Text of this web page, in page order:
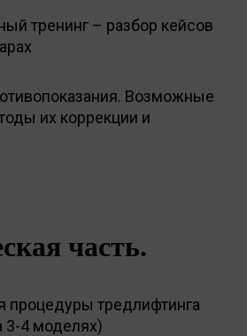
тренинг – разбор кейсов
Возможные
их коррекции и
часть.
процедуры тредлифтинга
3-4 моделях)